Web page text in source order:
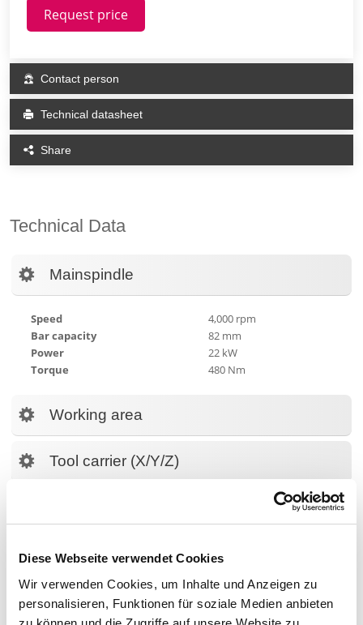
Diese Webseite verwendet Cookies
Wir verwenden Cookies, um Inhalte und Anzeigen zu
personalisieren, Funktionen für soziale Medien anbieten
Request price
Contact person
Technical datasheet
Share
Technical Data
Mainspindle
Speed
4,000 rpm
Bar capacity
82 mm
Power
22 kW
Torque
480 Nm
Working area
Tool carrier (X/Y/Z)
Equipment
Y-Axis